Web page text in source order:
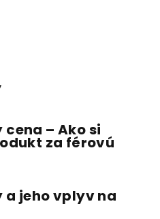
– Ako si
za férovú
a jeho vplyv na